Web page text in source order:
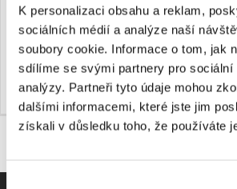
K personalizaci obsahu a reklam,
sociálních médií a analýze naší
soubory cookie. Informace o tom, jak
sdílíme se svými partnery pro sociální
analýzy. Partneři tyto údaje mohou
dalšími informacemi, které jste jim
získali v důsledku toho, že používáte
a „Konec měření rychlosti“. Těmi musí
od prvního ledna tohoto roku
úseky. Pro úplné znění zprávy je
do Beck-online